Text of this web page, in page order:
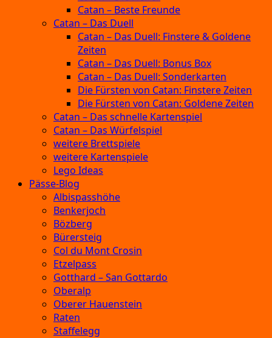
Catan – Beste Freunde
Catan – Das Duell
Catan – Das Duell: Finstere & Goldene
Zeiten
Catan – Das Duell: Bonus Box
Catan – Das Duell: Sonderkarten
Die Fürsten von Catan: Finstere Zeiten
Die Fürsten von Catan: Goldene Zeiten
Catan – Das schnelle Kartenspiel
Catan – Das Würfelspiel
weitere Brettspiele
weitere Kartenspiele
Lego Ideas
Pässe-Blog
Albispasshöhe
Benkerjoch
Bözberg
Bürersteig
Col du Mont Crosin
Etzelpass
Gotthard – San Gottardo
Oberalp
Oberer Hauenstein
Raten
Staffelegg